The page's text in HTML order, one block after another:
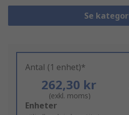
Se
Antal (1 enhet)*
262,30 kr
(exkl. moms)
Add
Enheter